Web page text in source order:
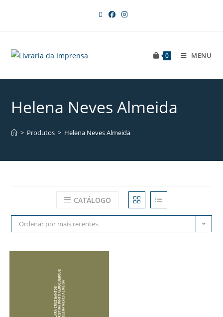
0 MENU
Helena Neves Almeida
> Produtos > Helena Neves Almeida
CATÁLOGO
Ordenar por mais recentes